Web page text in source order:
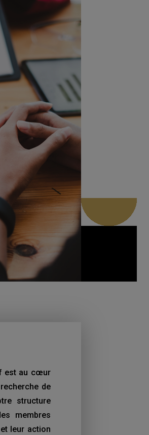
est au cœur
de
structure
membres
leur action